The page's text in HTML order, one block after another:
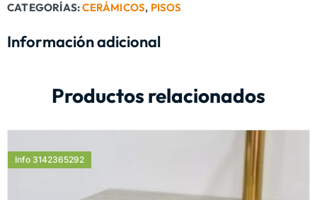
CATEGORÍAS:CERÁMICOS, PISOS
Información adicional
Productos relacionados
Info 3142365292